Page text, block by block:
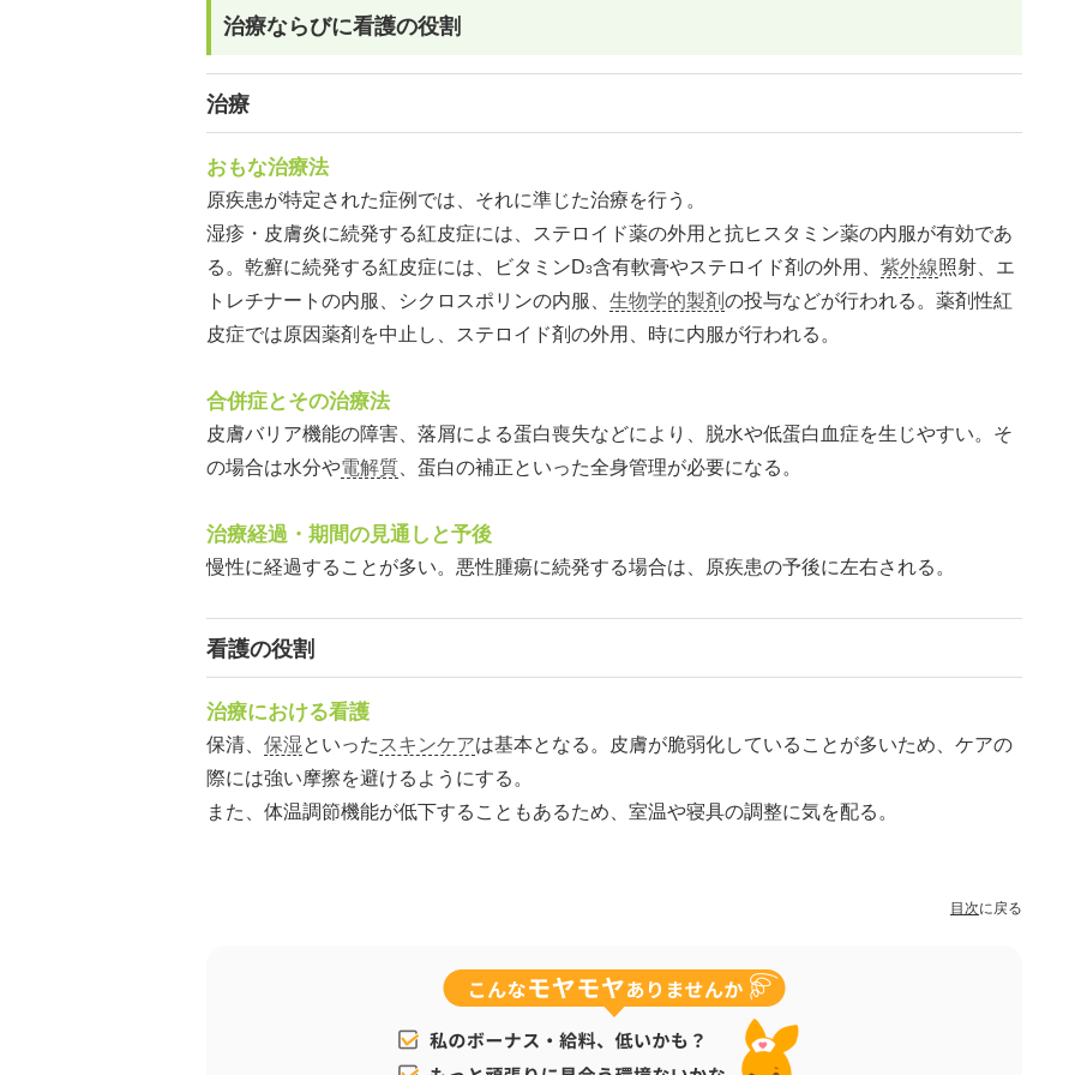
治療ならびに看護の役割
治療
おもな治療法
原疾患が特定された症例では、それに準じた治療を行う。
湿疹・皮膚炎に続発する紅皮症には、ステロイド薬の外用と抗ヒスタミン薬の内服が有効であ
る。乾癬に続発する紅皮症には、ビタミンD3含有軟膏やステロイド剤の外用、 紫外線照射、エ
トレチナートの内服、シクロスポリンの内服、 生物学的製剤の投与などが行われる。薬剤性紅
皮症では原因薬剤を中止し、ステロイド剤の外用、時に内服が行われる。
合併症とその治療法
皮膚バリア機能の障害、落屑による蛋白喪失などにより、脱水や低蛋白血症を生じやすい。そ
の場合は水分や電解質 、蛋白の補正といった全身管理が必要になる。
治療経過・期間の見通しと予後
慢性に経過することが多い。悪性腫瘍に続発する場合は、原疾患の予後に左右される。
看護の役割
治療における看護
保清、 保湿といった スキンケアは基本となる。皮膚が脆弱化していることが多いため、ケアの
際には強い摩擦を避けるようにする。
また、体温調節機能が低下することもあるため、室温や寝具の調整に気を配る。
目次に戻る